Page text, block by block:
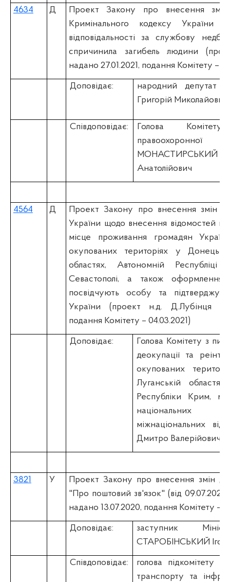
4634 Д
Проект Закону про внесення
Кримінального кодексу України
відповідальності за службову
спричинила загибель людини
надано 27.01.2021, подання Комітету –
Доповідає:
народний депутат
Григорій Миколайович
Співдоповідає:
Голова
Анатолійович
4564 Д
Проект Закону про внесення змін
України щодо внесення відомостей
місце проживання громадян
окупованих територіях у
областях, Автономній
Севастополі, а також оформлення
посвідчують особу та
України (проект н.д. Д.Лубінця
подання Комітету – 04.03.2021)
Доповідає:
Голова Комітету з
деокупації та
окупованих
Луганській
Республіки Крим,
міжнаціональних
Дмитро Валерійович
3821 У
Проект Закону про внесення змін
"Про поштовий зв'язок" (вiд
надано 13.07.2020, подання Комітету –
Доповідає:
заступник
СТАРОБІНСЬКИЙ Ігор
Співдоповідає:
голова підкомітету
транспорту та